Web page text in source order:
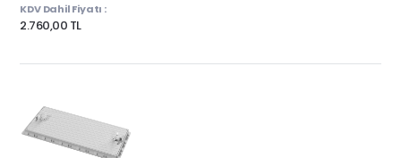
KDV Dahil Fiyatı :
2.760,00 TL